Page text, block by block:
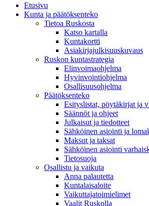
Etusivu
Kunta ja päätöksenteko
Tietoa Ruskosta
Katso kartalla
Kuntakortti
Asiakirjajulkisuuskuvaus
Ruskon kuntastrategia
Elinvoimaohjelma
Hyvinvointiohjelma
Osallisuusohjelma
Päätöksenteko
Esityslistat, pöytäkirjat ja
Säännöt ja ohjeet
Julkaisut ja tiedotteet
Sähköinen asiointi ja
Maksut ja taksat
Sähköinen asiointi
Tietosuoja
Osallistu ja vaikuta
Anna palautetta
Kuntalaisaloite
Vaikuttajatoimielimet
Vaalit Ruskolla